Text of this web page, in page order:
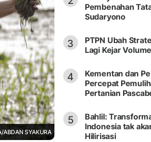
ABDAN SYAKURA
Pembenahan
Sudaryono
3
PTPN Ubah
Lagi Kejar
4
Kementan dan
Percepat
Pertanian
5
Bahlil:
Indonesia tak
Hilirisasi